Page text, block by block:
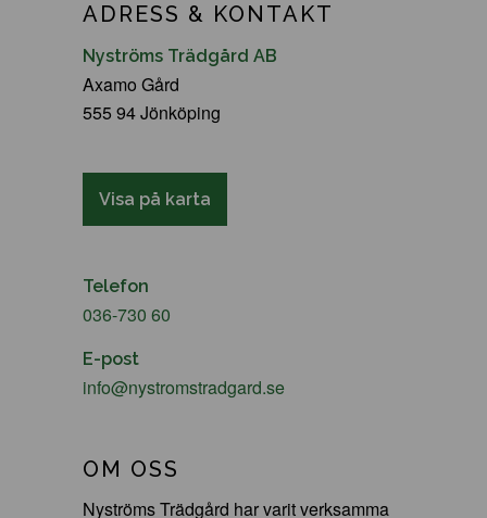
ADRESS & KONTAKT
Nyströms Trädgård AB
Axamo Gård
555 94 Jönköping
Visa på karta
Telefon
036-730 60
E-post
info@nystromstradgard.se
OM OSS
Nyströms Trädgård har varit verksamma